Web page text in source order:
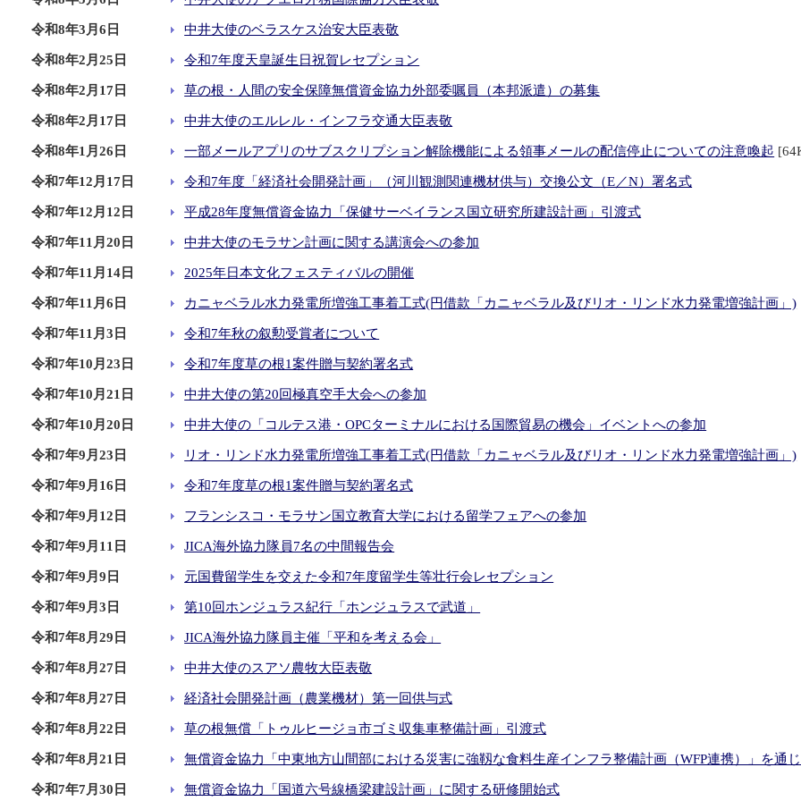
令和8年3月6日 中井大使のベラスケス治安大臣表敬
令和8年2月25日 令和7年度天皇誕生日祝賀レセプション
令和8年2月17日 草の根・人間の安全保障無償資金協力外部委嘱員（本邦派遣）の募集
令和8年2月17日 中井大使のエルレル・インフラ交通大臣表敬
令和8年1月26日 一部メールアプリのサブスクリプション解除機能による領事メールの配信停止についての注意喚起
令和7年12月17日 令和7年度「経済社会開発計画」（河川観測関連機材供与）交換公文（E／N）署名式
令和7年12月12日 平成28年度無償資金協力「保健サーベイランス国立研究所建設計画」引渡式
令和7年11月20日 中井大使のモラサン計画に関する講演会への参加
令和7年11月14日 2025年日本文化フェスティバルの開催
令和7年11月6日 カニャベラル水力発電所増強工事着工式(円借款「カニャベラル及びリオ・リンド水力発電増強計画」)
令和7年11月3日 令和7年秋の叙勲受賞者について
令和7年10月23日 令和7年度草の根1案件贈与契約署名式
令和7年10月21日 中井大使の第20回極真空手大会への参加
令和7年10月20日 中井大使の「コルテス港・OPCターミナルにおける国際貿易の機会」イベントへの参加
令和7年9月23日 リオ・リンド水力発電所増強工事着工式(円借款「カニャベラル及びリオ・リンド水力発電増強計画」)
令和7年9月16日 令和7年度草の根1案件贈与契約署名式
令和7年9月12日 フランシスコ・モラサン国立教育大学における留学フェアへの参加
令和7年9月11日 JICA海外協力隊員7名の中間報告会
令和7年9月9日 元国費留学生を交えた令和7年度留学生等壮行会レセプション
令和7年9月3日 第10回ホンジュラス紀行「ホンジュラスで武道」
令和7年8月29日 JICA海外協力隊員主催「平和を考える会」
令和7年8月27日 中井大使のスアソ農牧大臣表敬
令和7年8月27日 経済社会開発計画（農業機材）第一回供与式
令和7年8月22日 草の根無償「トゥルヒージョ市ゴミ収集車整備計画」引渡式
令和7年8月21日 無償資金協力「中東地方山間部における災害に強靱な食料生産インフラ整備計画（WFP連携）」を通
令和7年7月30日 無償資金協力「国道六号線橋梁建設計画」に関する研修開始式